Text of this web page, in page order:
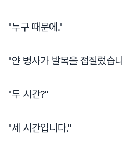
"누구 때문에."
"얀 병사가 발목을 접질렀습
"두 시간?"
"세 시간입니다."